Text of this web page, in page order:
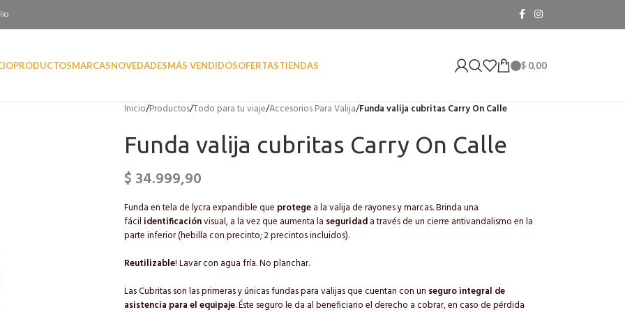
PRODUCTOSMARCASNOVEDADESMÁS VENDIDOSOFERTASTIENDAS $ 0,00
Inicio/Productos/Todo para tu viaje/Accesorios Para Valija/Funda valija cubritas Carry On Calle
Funda valija cubritas Carry On Calle
$ 34.999,90
Funda en tela de lycra expandible que protegea la valija de rayones y marcas. Brinda una
fácil identificaciónvisual, a la vez que aumenta la seguridada través de un cierre antivandalismo en la
parte inferior (hebilla con precinto; 2 precintos incluidos).
Reutilizable! Lavar con agua fría. No planchar.
Las Cubritas son las primeras y únicas fundas para valijas que cuentan con un seguro integral de
asistencia para el equipaje. Éste seguro le da al beneficiario el derecho a cobrar, en caso de pérdida